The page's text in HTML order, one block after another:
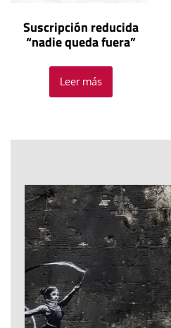
Suscripción reducida
“nadie queda fuera”
Leer más